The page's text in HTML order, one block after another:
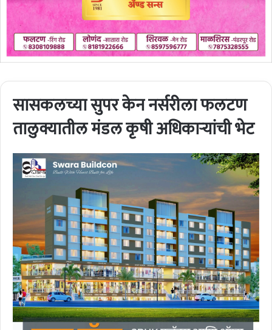
सासकलच्या सुपर केन नर्सरीला फलटण
तालुक्यातील मंडल कृषी अधिकार्‍यांची भेट